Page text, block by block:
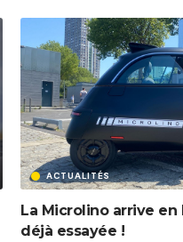
ACTUALITÉS
La Microlino arrive en
déjà essayée !